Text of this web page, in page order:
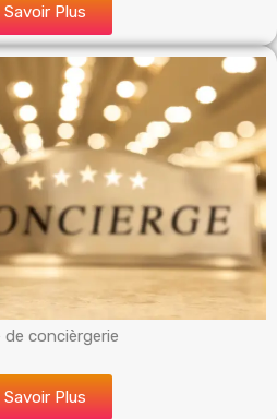
Savoir Plus
de concièrgerie
Savoir Plus